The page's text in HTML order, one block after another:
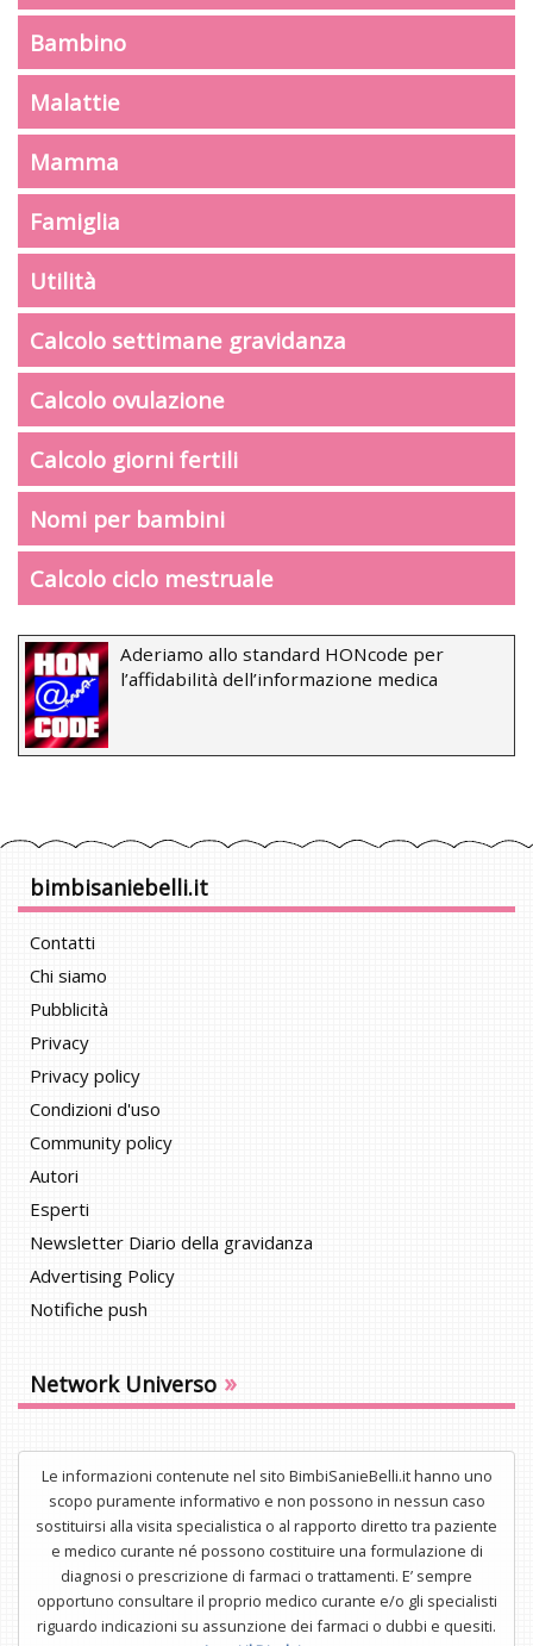
Bambino
Malattie
Mamma
Famiglia
Utilità
Calcolo settimane gravidanza
Calcolo ovulazione
Calcolo giorni fertili
Nomi per bambini
Calcolo ciclo mestruale
Aderiamo allo standard HONcode per
l’affidabilità dell’informazione medica
bimbisaniebelli.it
Contatti
Chi siamo
Pubblicità
Privacy
Privacy policy
Condizioni d'uso
Community policy
Autori
Esperti
Newsletter Diario della gravidanza
Advertising Policy
Notifiche push
Network Universo »
Le informazioni contenute nel sito BimbiSanieBelli.it hanno uno
scopo puramente informativo e non possono in nessun caso
sostituirsi alla visita specialistica o al rapporto diretto tra paziente
e medico curante né possono costituire una formulazione di
diagnosi o prescrizione di farmaci o trattamenti. E’ sempre
opportuno consultare il proprio medico curante e/o gli specialisti
riguardo indicazioni su assunzione dei farmaci o dubbi e quesiti.